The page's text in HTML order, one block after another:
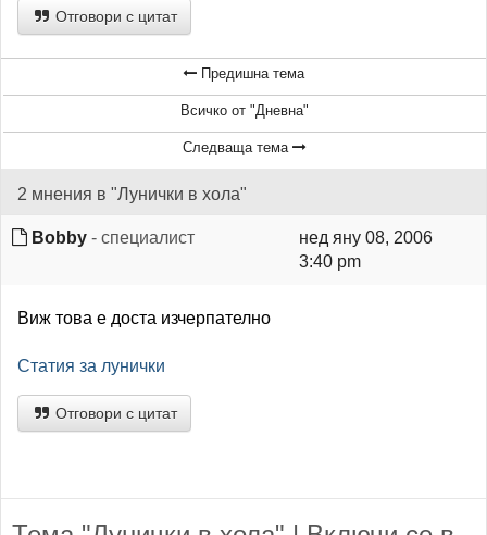
Отговори с цитат
Предишна тема
Всичко от "Дневна"
Следваща тема
2 мнения в "Лунички в хола"
Bobby - специалист
нед яну 08, 2006
3:40 pm
Виж това е доста изчерпателно
Статия за лунички
Отговори с цитат